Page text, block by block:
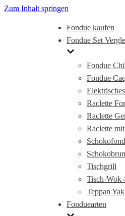
Zum Inhalt springen
Fondue kaufen
Fondue Set
Fondue
Fondue
Raclette
Raclette
Raclette
Tischgrill
Tisch-
Teppan
Fonduearten